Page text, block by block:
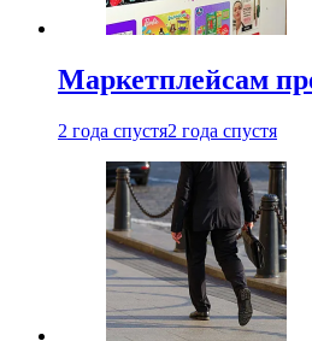
Маркетплейсам
2 года спустя2 года спустя